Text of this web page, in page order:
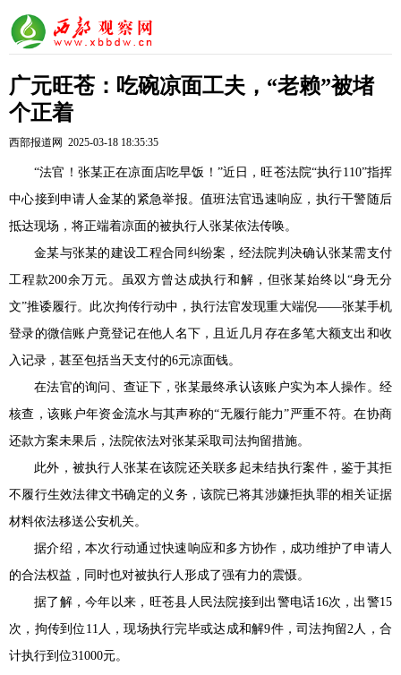
​广元旺苍：吃碗凉面工夫，“老赖”被堵
个正着
西部报道网 2025-03-18 18:35:35
“法官！张某正在凉面店吃早饭！”近日，旺苍法院“执行110”指挥
中心接到申请人金某的紧急举报。值班法官迅速响应，执行干警随后
抵达现场，将正端着凉面的被执行人张某依法传唤。
金某与张某的建设工程合同纠纷案，经法院判决确认张某需支付
工程款200余万元。虽双方曾达成执行和解，但张某始终以“身无分
文”推诿履行。此次拘传行动中，执行法官发现重大端倪——张某手机
登录的微信账户竟登记在他人名下，且近几月存在多笔大额支出和收
入记录，甚至包括当天支付的6元凉面钱。
在法官的询问、查证下，张某最终承认该账户实为本人操作。经
核查，该账户年资金流水与其声称的“无履行能力”严重不符。在协商
还款方案未果后，法院依法对张某采取司法拘留措施。
此外，被执行人张某在该院还关联多起未结执行案件，鉴于其拒
不履行生效法律文书确定的义务，该院已将其涉嫌拒执罪的相关证据
材料依法移送公安机关。
据介绍，本次行动通过快速响应和多方协作，成功维护了申请人
的合法权益，同时也对被执行人形成了强有力的震慑。
据了解，今年以来，旺苍县人民法院接到出警电话16次，出警15
次，拘传到位11人，现场执行完毕或达成和解9件，司法拘留2人，合
计执行到位31000元。